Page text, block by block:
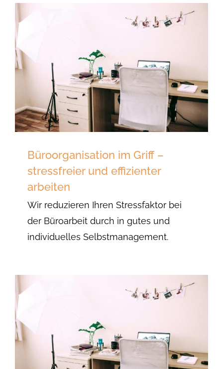
Büroorganisation im Griff –
stressfreier und effizienter
arbeiten
Wir reduzieren Ihren Stressfaktor bei
der Büroarbeit durch in gutes und
individuelles Selbstmanagement.